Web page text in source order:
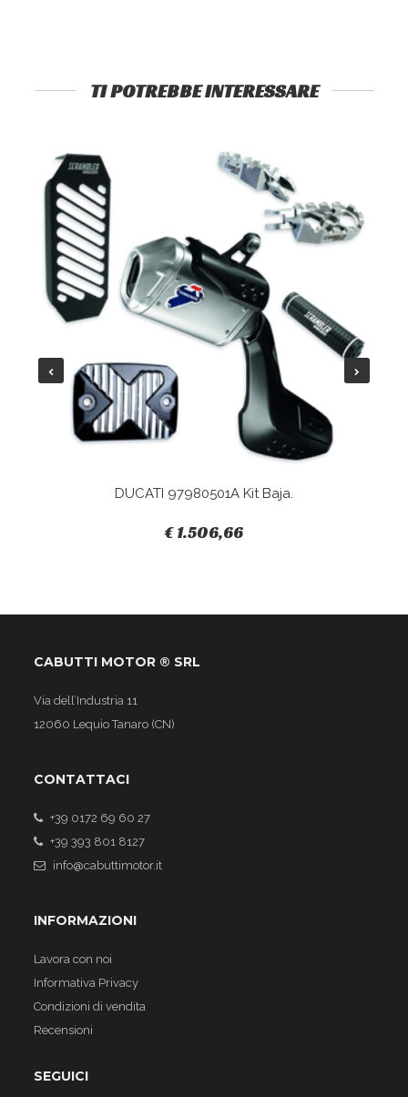
TI POTREBBE INTERESSARE
DUCATI 97980501A Kit Baja.
€ 1.506,66
CABUTTI MOTOR ® SRL
Via dell’Industria 11
12060 Lequio Tanaro (CN)
CONTATTACI
+39 0172 69 60 27
+39 393 801 8127
info@cabuttimotor.it
INFORMAZIONI
Lavora con noi
Informativa Privacy
Condizioni di vendita
Recensioni
SEGUICI